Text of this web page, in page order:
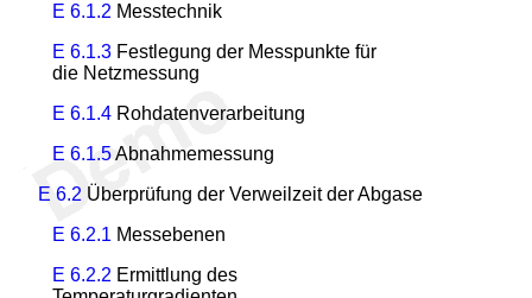
E 6.1.2 Messtechnik
E 6.1.3 Festlegung der Messpunkte für
die Netzmessung
E 6.1.4 Rohdatenverarbeitung
E 6.1.5Abnahmemessung
E 6.2 Überprüfung der Verweilzeit der Abgase
E 6.2.1 Messebenen
E 6.2.2 Ermittlung des